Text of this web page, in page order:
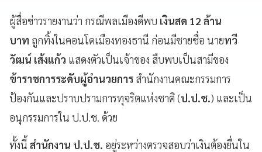
ผู้สื่อข่าวรายงานว่า กรณีพลเมืองดีพบ เงินสด 12 ล้าน
บาท ถูกทิ้งในคอนโดเมืองทองธานี ก่อนมีชายชื่อ นายทวี
วัฒน์ เส้งแก้ว แสดงตัวเป็นเจ้าของ สืบพบเป็นสามีของ
ข้าราชการระดับผู้อำนวยการ สำนักงานคณะกรรมการ
ป้องกันและปราบปรามการทุจริตแห่งชาติ (ป.ป.ช.) และเป็น
อนุกรรมการใน ป.ป.ช. ด้วย
ทั้งนี้ สำนักงาน ป.ป.ช. อยู่ระหว่างตรวจสอบว่าเงินต้องยื่นใน